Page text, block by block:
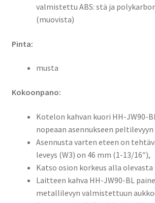
valmistettu ABS: stä ja
(muovista)
Pinta:
musta
Kokoonpano:
Kotelon kahvan kuori HH-JW90-
nopeaan asennukseen peltilevyyn
Asennusta varten eteen on
leveys (W3) on 46 mm (1-13/16″),
Katso osion korkeus alla
Laitteen kahva HH-JW90-BL
metallilevyn valmistettuun